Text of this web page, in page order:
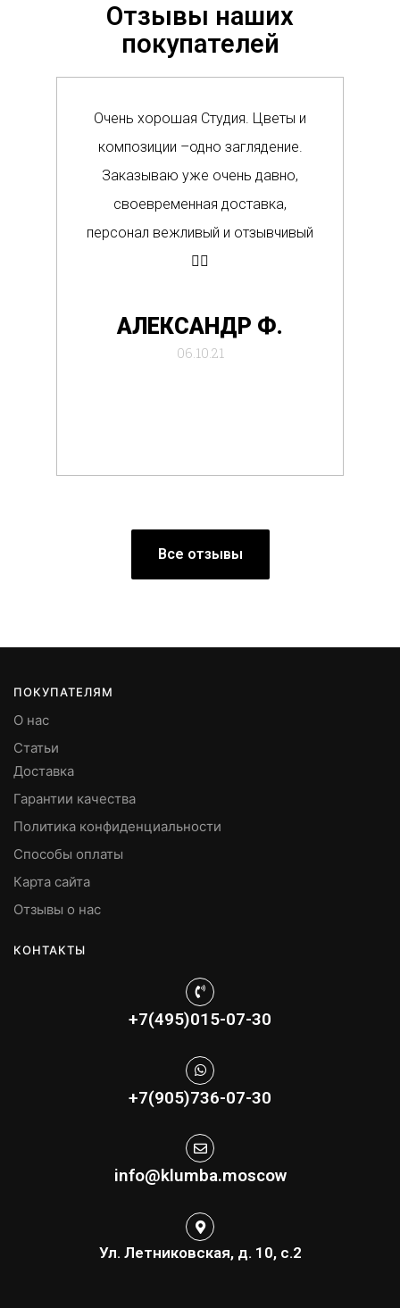
Отзывы наших
покупателей
Очень хорошая Студия. Цветы и
композиции –одно заглядение.
Заказываю уже очень давно,
своевременная доставка,
персонал вежливый и отзывчивый
👍🏼
АЛЕКСАНДР Ф.
06.10.21
Все отзывы
ПОКУПАТЕЛЯМ
О нас
Статьи
Доставка
Гарантии качества
Политика конфиденциальности
Способы оплаты
Карта сайта
Отзывы о нас
КОНТАКТЫ
+7(495)015-07-30
+7(905)736-07-30
info@klumba.moscow
Ул. Летниковская, д. 10, с.2